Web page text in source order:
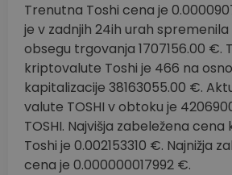
Trenutna Toshi cena je
je v zadnjih 24ih urah spremenila
obsegu trgovanja 1707156.00 €.
kriptovalute Toshi je 466 na
kapitalizacije 38163055.00 €.
valute TOSHI v obtoku je
TOSHI. Najvišja zabeležena
Toshi je 0.002153310 €. Najnižja
cena je 0.000000017992 €.